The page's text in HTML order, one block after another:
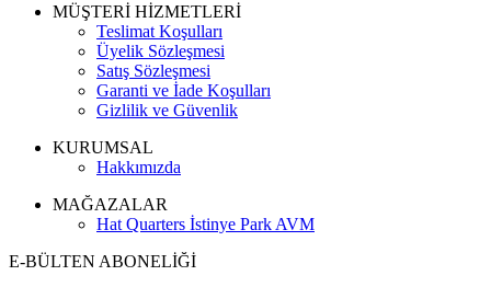
MÜŞTERİ HİZMETLERİ
Teslimat Koşulları
Üyelik Sözleşmesi
Satış Sözleşmesi
Garanti ve İade Koşulları
Gizlilik ve Güvenlik
KURUMSAL
Hakkımızda
MAĞAZALAR
Hat Quarters İstinye Park AVM
E-BÜLTEN ABONELİĞİ